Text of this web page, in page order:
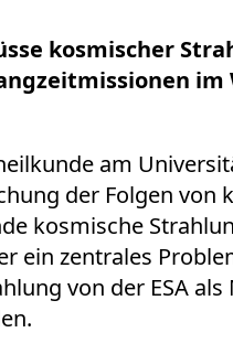
kosmischer
im
am
der Folgen von
kosmische
ein zentrales
von der ESA als